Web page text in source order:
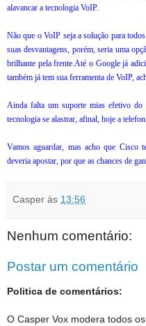
alavancar a tecnologia VoIP.
Não que o VoIP seja a solução para
suas desvantagens, porém, seria uma
brilhante pela frente.Até o Google já
também já tem sua ferramenta de VoIP,
Ainda falta um suporte mias efetivo
tecnologia se alastrar, afinal, hoje a
Vamos aguardar, mas acho que
deveria apostar, por que as chances de
Casper às 13:56
Nenhum comentário:
Postar um comentário
Politica de comentários:
O Casper Vox modera todos